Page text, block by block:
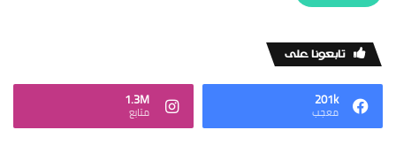
‏تابعونا على
201k
‏معجب
1.3M
‏متابع